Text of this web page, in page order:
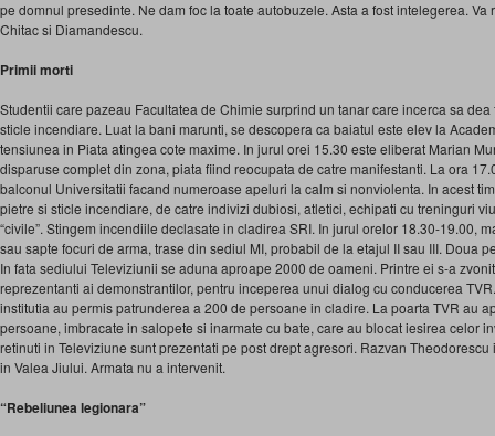
pe domnul presedinte. Ne dam foc la toate autobuzele. Asta a fost intelegerea. Va
Chitac si Diamandescu.
Primii morti
Studentii care pazeau Facultatea de Chimie surprind un tanar care incerca sa
sticle incendiare. Luat la bani marunti, se descopera ca baiatul este elev la
tensiunea in Piata atingea cote maxime. In jurul orei 15.30 este eliberat Marian
disparuse complet din zona, piata fiind reocupata de catre manifestanti. La ora
balconul Universitatii facand numeroase apeluri la calm si nonviolenta. In acest
pietre si sticle incendiare, de catre indivizi dubiosi, atletici, echipati cu treninguri
“civile”. Stingem incendiile declasate in cladirea SRI. In jurul orelor 18.30-19.00,
sau sapte focuri de arma, trase din sediul MI, probabil de la etajul II sau III. Doua
In fata sediului Televiziunii se aduna aproape 2000 de oameni. Printre ei s-a
reprezentanti ai demonstrantilor, pentru inceperea unui dialog cu conducerea
institutia au permis patrunderea a 200 de persoane in cladire. La poarta TVR au
persoane, imbracate in salopete si inarmate cu bate, care au blocat iesirea celor
retinuti in Televiziune sunt prezentati pe post drept agresori. Razvan
in Valea Jiului. Armata nu a intervenit.
“Rebeliunea legionara”